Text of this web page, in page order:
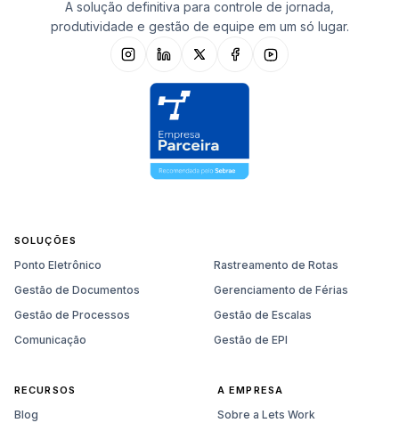
A solução definitiva para controle de jornada,
produtividade e gestão de equipe em um só lugar.
SOLUÇÕES
Ponto Eletrônico
Rastreamento de Rotas
Gestão de Documentos
Gerenciamento de Férias
Gestão de Processos
Gestão de Escalas
Comunicação
Gestão de EPI
RECURSOS
Blog
A EMPRESA
Sobre a Lets Work